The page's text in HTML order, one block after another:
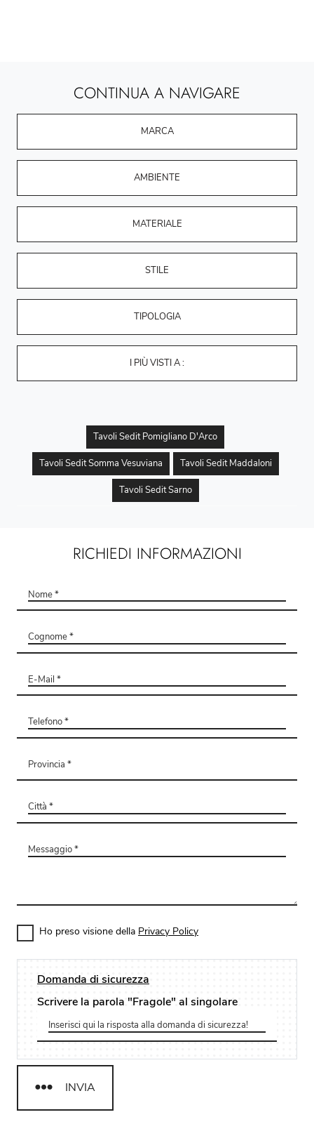
CONTINUA A NAVIGARE
MARCA
AMBIENTE
MATERIALE
STILE
TIPOLOGIA
I PIÙ VISTI A :
Tavoli Sedit Pomigliano D'Arco
Tavoli Sedit Somma Vesuviana Tavoli Sedit Maddaloni
Tavoli Sedit Sarno
RICHIEDI INFORMAZIONI
Ho preso visione della Privacy Policy
Domanda di sicurezza
Scrivere la parola "Fragole" al singolare
INVIA